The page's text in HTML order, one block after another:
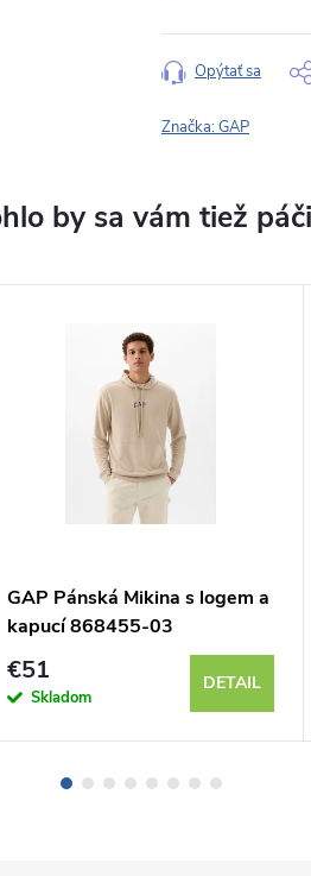
Opýtať sa
Značka:GAP
GAP Pánská Mikina s logem a
kapucí 868455-03
€51
Skladom
DETAIL